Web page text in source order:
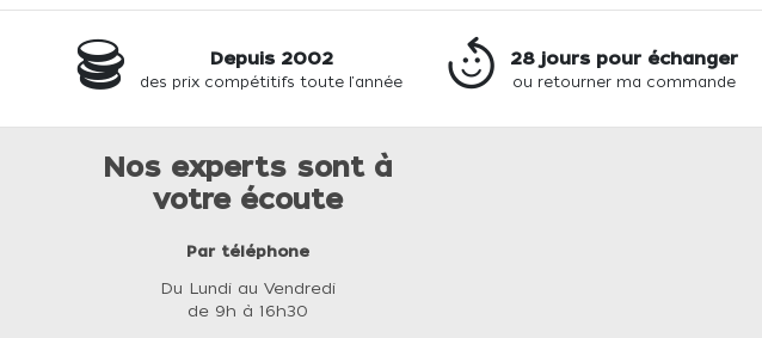
Depuis 2002
des prix compétitifs toute l'année
28 jours pour échanger
ou retourner ma commande
Nos experts sont à
votre écoute
Par téléphone
Du Lundi au Vendredi
de 9h à 16h30